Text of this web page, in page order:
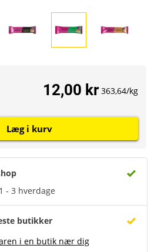
- 3 hverdage
butikker
i en butik nær dig
12,00 kr 363,64/kg
Læg i kurv